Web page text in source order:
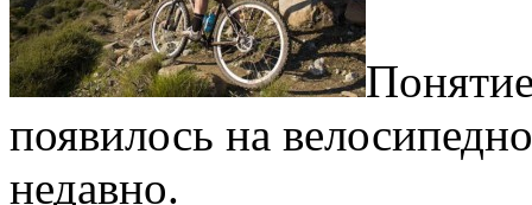
появилось на
недавно.